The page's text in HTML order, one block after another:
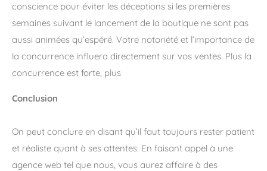
conscience pour éviter les déceptions si les premières
semaines suivant le lancement de la boutique ne sont pas
aussi animées qu’espéré. Votre notoriété et l’importance de
la concurrence influera directement sur vos ventes. Plus la
concurrence est forte, plus
Conclusion
On peut conclure en disant qu’il faut toujours rester patient
et réaliste quant à ses attentes. En faisant appel à une
agence web tel que nous, vous aurez affaire à des